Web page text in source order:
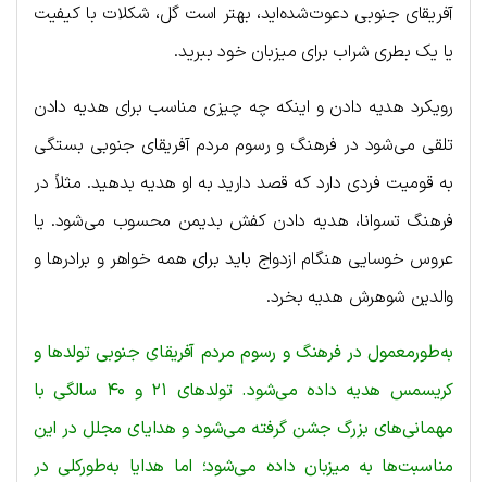
آفریقای جنوبی دعوت‌شده‌اید، بهتر است گل، شکلات با کیفیت
یا یک بطری شراب برای میزبان خود ببرید.
رویکرد هدیه دادن و اینکه چه چیزی مناسب برای هدیه دادن
تلقی می‌شود در فرهنگ و رسوم مردم آفریقای جنوبی بستگی
به قومیت فردی دارد که قصد دارید به او هدیه بدهید. مثلاً در
فرهنگ تسوانا، هدیه دادن کفش بدیمن محسوب می‌شود. یا
عروس خوسایی هنگام ازدواج باید برای همه خواهر و برادرها و
والدین شوهرش هدیه بخرد.
به‌طورمعمول در فرهنگ و رسوم مردم آفریقای جنوبی تولدها و
کریسمس هدیه داده می‌شود. تولدهای ۲۱ و ۴۰ سالگی با
مهمانی‌های بزرگ جشن گرفته می‌شود و هدایای مجلل در این
مناسبت‌ها به میزبان داده می‌شود؛ اما هدایا به‌طورکلی در